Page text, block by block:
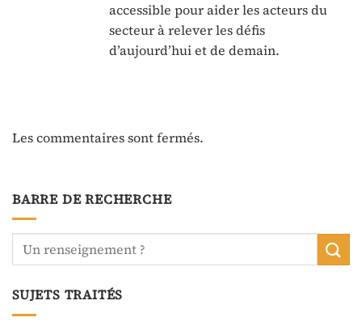
accessible pour aider les acteurs du
secteur à relever les défis
d’aujourd’hui et de demain.
Les commentaires sont fermés.
BARRE DE RECHERCHE
SUJETS TRAITÉS